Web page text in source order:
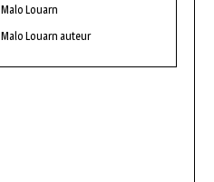
Malo Louarn
Malo Louarn auteur